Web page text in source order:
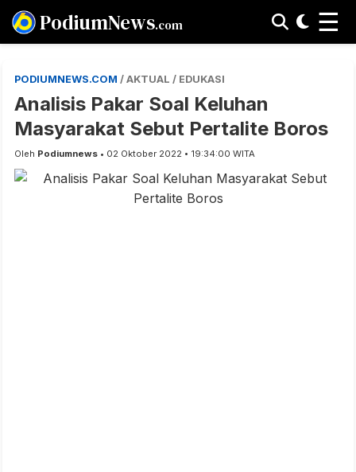
PodiumNews.com ☰
PODIUMNEWS.COM / AKTUAL / EDUKASI
Analisis Pakar Soal Keluhan
Masyarakat Sebut Pertalite Boros
Oleh Podiumnews • 02 Oktober 2022 • 19:34:00 WITA